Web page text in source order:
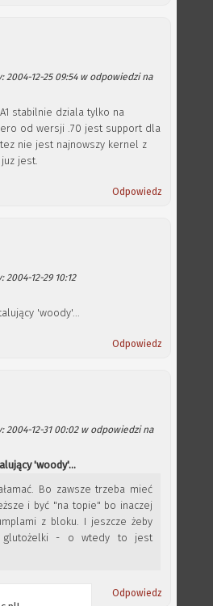
2004-12-25 09:54 w odpowiedzi na
stabilnie dziala tylko na
od wersji .70 jest support dla
tez nie jest najnowszy kernel z
juz jest.
Odpowiedz
2004-12-29 10:12
'woody'...
Odpowiedz
2004-12-31 00:02 w odpowiedzi na
'woody'...
Bo zawsze trzeba mieć
i być "na topie" bo inaczej
z bloku. I jeszcze żeby
glutożelki - o wtedy to jest
Odpowiedz